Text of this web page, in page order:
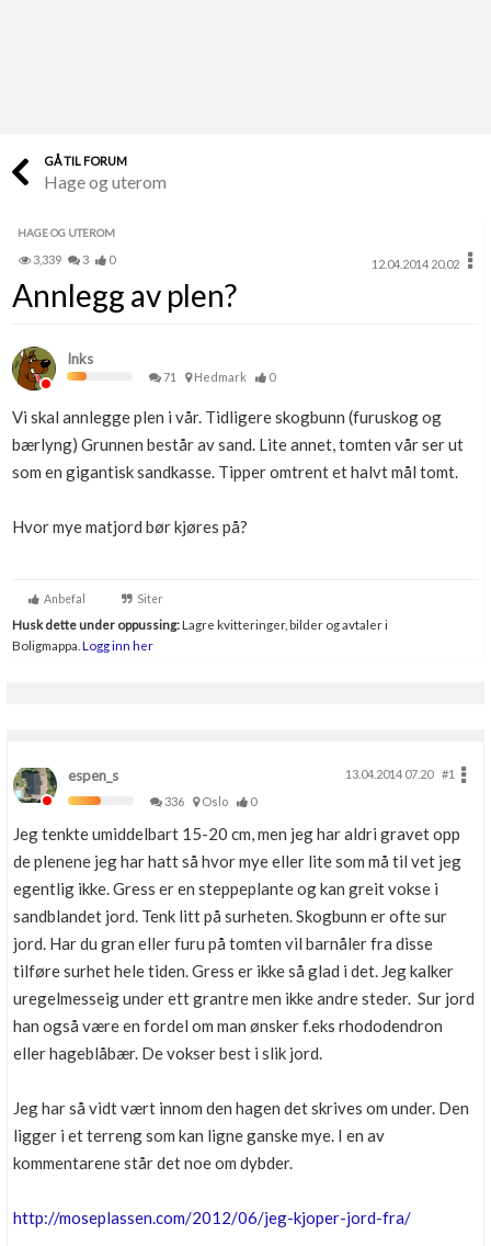
Finn håndverkere
Papirer som mangler
Skaff dokumentasjon som mangler
Kundeservice
Få svar på det du lurer på
Kom i gang med Boligmappa
Se din bolig? Klikk her
Boligmappa+
Få mer ut av Boligmappa
GÅ TIL FORUM
Hage og uterom
HAGE OG UTEROM
3,339 3 0 12.04.2014 20.02
Annlegg av plen?
Inks
71 Hedmark 0
Vi skal annlegge plen i vår. Tidligere skogbunn (furuskog og
bærlyng) Grunnen består av sand. Lite annet, tomten vår ser ut
som en gigantisk sandkasse. Tipper omtrent et halvt mål tomt.
Hvor mye matjord bør kjøres på?
Anbefal Siter
Husk dette under oppussing:Lagre kvitteringer, bilder og avtaler i
Boligmappa. Logg inn her
espen_s 13.04.2014 07.20
#1
336
Oslo 0
Jeg tenkte umiddelbart 15-20 cm, men jeg har aldri gravet opp
de plenene jeg har hatt så hvor mye eller lite som må til vet jeg
egentlig ikke. Gress er en steppeplante og kan greit vokse i
sandblandet jord. Tenk litt på surheten. Skogbunn er ofte sur
jord. Har du gran eller furu på tomten vil barnåler fra disse
tilføre surhet hele tiden. Gress er ikke så glad i det. Jeg kalker
uregelmesseig under ett grantre men ikke andre steder. Sur jord
han også være en fordel om man ønsker f.eks rhododendron
eller hageblåbær. De vokser best i slik jord.
Jeg har så vidt vært innom den hagen det skrives om under. Den
ligger i et terreng som kan ligne ganske mye. I en av
kommentarene står det noe om dybder.
http://moseplassen.com/2012/06/jeg-kjoper-jord-fra/